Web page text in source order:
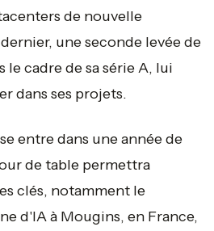
de nouvelle
une seconde levée de
le cadre de sa série A, lui
dans ses projets.
entre dans une année de
de table permettra
clés, notamment le
d'IA à Mougins, en France,